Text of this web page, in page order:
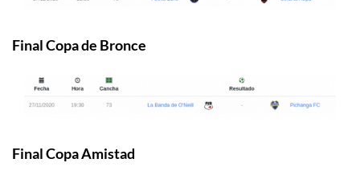
Final Copa de Bronce
Final Copa Amistad